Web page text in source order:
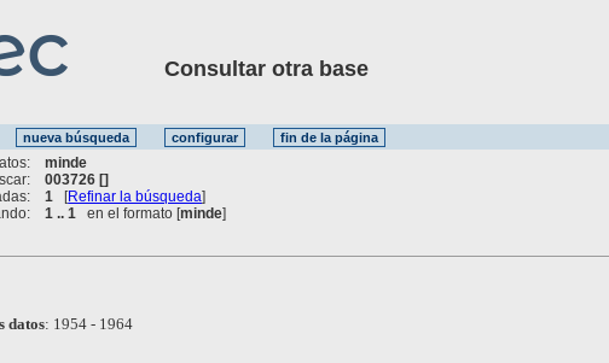
Consultar otra base
minde
003726 []
1 [Refinar la búsqueda]
1 .. 1 en el formato [minde]
datos: 1954 - 1964